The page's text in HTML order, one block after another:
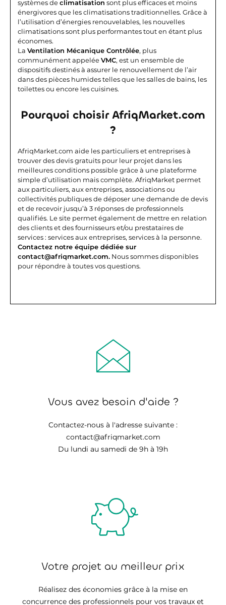
systèmes declimatisation sont plus efficaces et moins
énergivores que les climatisations traditionnelles. Grâce à
l’utilisation d’énergies renouvelables, les nouvelles
climatisations sont plus performantes tout en étant plus
économes.
La Ventilation Mécanique Contrôlée, plus
communément appeléeVMC, est un ensemble de
dispositifs destinés à assurer le renouvellement de l’air
dans des pièces humides telles que les salles de bains, les
toilettes ou encore les cuisines.
Pourquoi choisir AfriqMarket.com
?
AfriqMarket.com aide les particuliers et entreprises à
trouver des devis gratuits pour leur projet dans les
meilleures conditions possible grâce à une plateforme
simple d’utilisation mais complète. AfriqMarket permet
aux particuliers, aux entreprises, associations ou
collectivités publiques de déposer une demande de devis
et de recevoir jusqu’à 3 réponses de professionnels
qualifiés. Le site permet également de mettre en relation
des clients et des fournisseurs et/ou prestataires de
services : services aux entreprises, services à la personne.
Contactez notre équipe dédiée sur
contact@afriqmarket.com. Nous sommes disponibles
pour répondre à toutes vos questions.
Vous avez besoin d'aide ?
Contactez-nous à l'adresse suivante :
contact@afriqmarket.com
Du lundi au samedi de 9h à 19h
Votre projet au meilleur prix
Réalisez des économies grâce à la mise en
concurrence des professionnels pour vos travaux et